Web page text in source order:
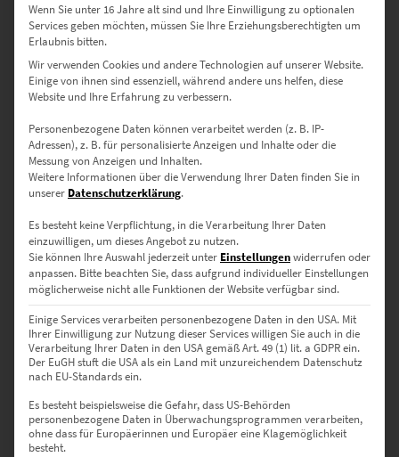
EZ00174 Rotterdam 19
€24,90–€919,00
zzgl.Versand
Lieferzeit: ca. 10 Werktage
Dieses Produkt weist mehrere Varianten auf. Die Optionen können auf der Produktseite gewählt werden
€24,90–€919,00
Enthält 19% Mwst.
Wenn Sie unter 16 Jahre alt sind und Ihre Einwilligung zu optionalen
Services geben möchten, müssen Sie Ihre Erziehungsberechtigten um
Erlaubnis bitten.
Wir verwenden Cookies und andere Technologien auf unserer Website.
Einige von ihnen sind essenziell, während andere uns helfen, diese
Website und Ihre Erfahrung zu verbessern.
Personenbezogene Daten können verarbeitet werden (z. B. IP-
Adressen), z. B. für personalisierte Anzeigen und Inhalte oder die
Messung von Anzeigen und Inhalten.
Weitere Informationen über die Verwendung Ihrer Daten finden Sie in
unserer Datenschutzerklärung.
Es besteht keine Verpflichtung, in die Verarbeitung Ihrer Daten
einzuwilligen, um dieses Angebot zu nutzen.
Sie können Ihre Auswahl jederzeit unter Einstellungenwiderrufen oder
anpassen. Bitte beachten Sie, dass aufgrund individueller Einstellungen
möglicherweise nicht alle Funktionen der Website verfügbar sind.
Einige Services verarbeiten personenbezogene Daten in den USA. Mit
Ihrer Einwilligung zur Nutzung dieser Services willigen Sie auch in die
Verarbeitung Ihrer Daten in den USA gemäß Art. 49 (1) lit. a GDPR ein.
Der EuGH stuft die USA als ein Land mit unzureichendem Datenschutz
nach EU-Standards ein.
Es besteht beispielsweise die Gefahr, dass US-Behörden
personenbezogene Daten in Überwachungsprogrammen verarbeiten,
ohne dass für Europäerinnen und Europäer eine Klagemöglichkeit
besteht.